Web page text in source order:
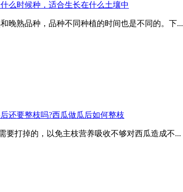
么时候种，适合生长在什么土壤中
晚熟品种，品种不同种植的时间也是不同的。下...
还要整枝吗?西瓜做瓜后如何整枝
要打掉的，以免主枝营养吸收不够对西瓜造成不...